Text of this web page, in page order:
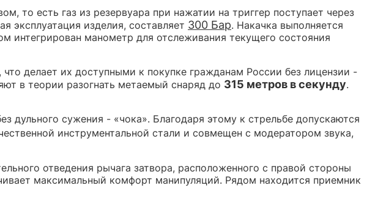
то есть газ из резервуара при нажатии на триггер поступает через
эксплуатация изделия, составляет 300 Бар. Накачка выполняется
интегрирован манометр для отслеживания текущего состояния
делает их доступными к покупке гражданам России без лицензии -
в теории разогнать метаемый снаряд до 315 метров в секунду.
дульного сужения - «чока». Благодаря этому к стрельбе допускаются
инструментальной стали и совмещен с модератором звука,
отведения рычага затвора, расположенного с правой стороны
максимальный комфорт манипуляций. Рядом находится приемник